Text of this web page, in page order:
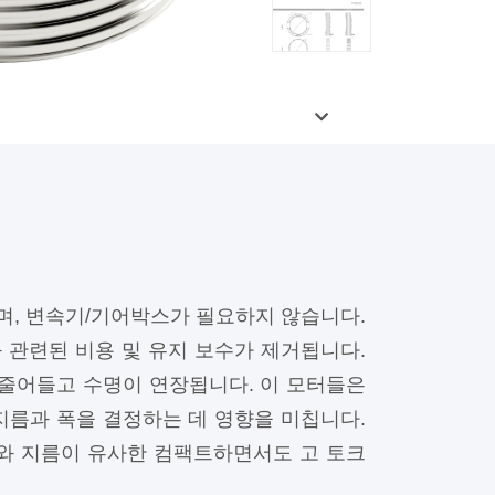
, 변속기/기어박스가 필요하지 않습니다.
련된 비용 및 유지 보수가 제거됩니다.
어들고 수명이 연장됩니다. 이 모터들은
과 폭을 결정하는 데 영향을 미칩니다.
지름이 유사한 컴팩트하면서도 고 토크